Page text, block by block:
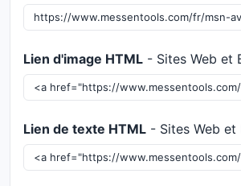
Lien d'image HTML - Sites Web et
Lien de texte HTML - Sites Web et